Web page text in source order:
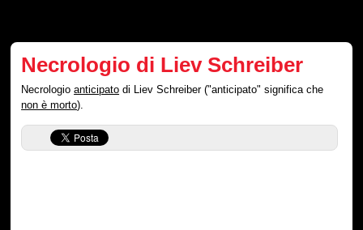
Necrologio di Liev Schreiber
Necrologioanticipato di Liev Schreiber ("anticipato" significa che
non è morto).